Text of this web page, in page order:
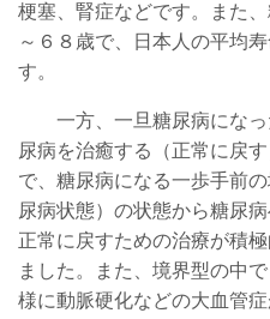
梗塞、腎症などです。また
～６８歳で、日本人の平均
す。
一方、一旦糖尿病になっ
尿病を治癒する（正常に戻
で、糖尿病になる一歩手前
尿病状態）の状態から糖尿
正常に戻すための治療が積
ました。また、境界型の中
様に動脈硬化などの大血管